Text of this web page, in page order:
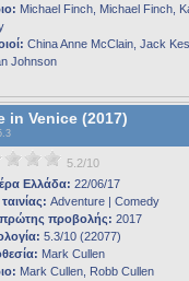
Michael Finch, Michael Finch,
China Anne McClain, Jack
Johnson
in Venice (2017)
5.2/10
Ελλάδα: 22/06/17
Adventure | Comedy
προβολής: 2017
5.3/10 (22077)
Mark Cullen
Mark Cullen, Robb Cullen